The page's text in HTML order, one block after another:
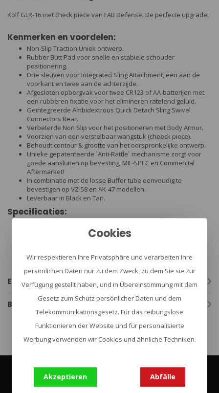
Kolf GLR-16 met check piece van FAB Defense. De perfecte upgrade!
Kenmerken en voordelen:
Non-Slip Traction Uniek ontwerp.
Rubber Butt Pad voor snelle en stabiele schouder
positionering.
Drie sleuven voor Integrated Sling Attachment, een aan de
voorkant en twee aan de achterzijde.
Afgesloten opbergvak voor twee CR123 of AA-batterijen met
een rubberen fixatie voor het elimineren ratelend geluid.
Geïntegreerde Ambidextrous Quick Detach Sling Swivel
Connectors Rear.
Verbeterde Non Slip voor het positioneren met Body Armor.
Voorzien van een verstelbaar wangstuk (cheeck piece).
Behoudt contour & grootte van het oorspronkelijke ontwerp.
Unieke gepatenteerde `Anti-Rattle` mechanisme zorgt voor
goede aansluiten op bevesting; MIL-SPEC en Commercial
Aftermarket!
In combinatie met de losse Buffer tube eenvoudig te
bevestigen op VZ-58 en AK-47 modellen.
Leverbaar in Black en Tan.
Specificaties:
Lengte: 180 mm
Eigenschaften
Bewertungen
Abonnieren Sie unseren Newsletter
Cookies
Wir respektieren Ihre Privatsphäre und verarbeiten Ihre
persönlichen Daten nur zu dem Zweck, zu dem Sie sie zur
Verfügung gestellt haben, und in Übereinstimmung mit dem
Gesetz zum Schutz persönlicher Daten und dem
Telekommunikationsgesetz. Für das reibungslose
Funktionieren der Website und für personalisierte
Werbung verwenden wir Cookies und ähnliche Techniken.
Akzeptieren Abfälle